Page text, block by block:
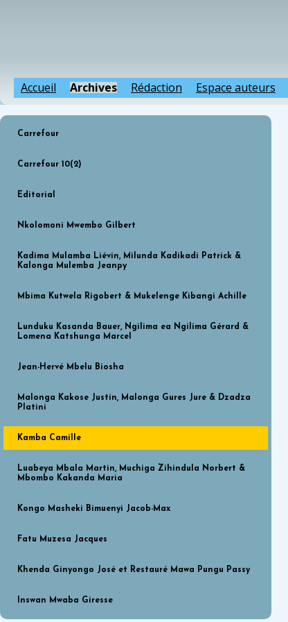
Accueil Archives Rédaction Espace auteurs
Carrefour
Carrefour 10(2)
Editorial
Nkolomoni Mwembo Gilbert
Kadima Mulamba Liévin, Milunda Kadikadi Patrick &
Kalonga Mulemba Jeanpy
Mbima Kutwela Rigobert & Mukelenge Kibangi Achille
Lunduku Kasanda Bauer, Ngilima ea Ngilima Gérard &
Lomena Katshunga Marcel
Jean-Hervé Mbelu Biosha
Malonga Kakose Justin, Malonga Gures Jure & Dzadza
Platini
Kamba Camille
Luabeya Mbala Martin, Muchiga Zihindula Norbert &
Mbombo Kakanda Maria
Kongo Masheki Bimuenyi Jacob-Max
Fatu Muzesa Jacques
Khenda Ginyongo José et Restauré Mawa Pungu Passy
Inswan Mwaba Giresse